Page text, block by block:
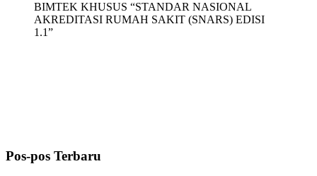
BIMTEK KHUSUS “STANDAR NASIONAL
AKREDITASI RUMAH SAKIT (SNARS) EDISI
1.1”
Pos-pos Terbaru